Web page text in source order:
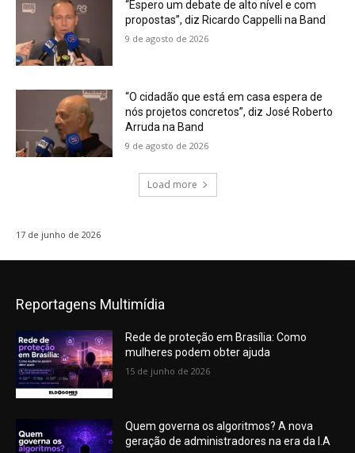
“Espero um debate de alto nível e com
propostas”, diz Ricardo Cappelli na Band
9 de agosto de 2026
“O cidadão que está em casa espera de
nós projetos concretos”, diz José Roberto
Arruda na Band
9 de agosto de 2026
Load more
17 de junho de 2026
Reportagens Multimídia
Rede de proteção em Brasília: Como
mulheres podem obter ajuda
15 de junho de 2026
Quem governa os algoritmos? A nova
geração de administradores na era da I.A